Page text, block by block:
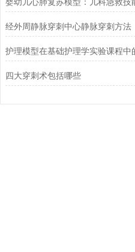
经外周静脉穿刺中心静脉穿刺方法
四大穿刺术包括哪些